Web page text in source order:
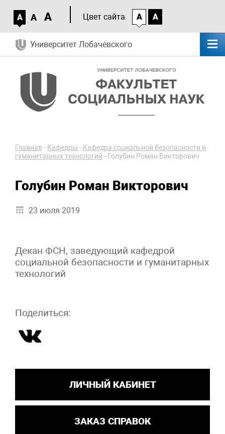
A A A Цвет сайта A A
Университет Лобачевского
Главная - Кафедры - Кафедра социальной безопасности и
гуманитарных технологий - Голубин Роман Викторович
Голубин Роман Викторович
23 июля 2019
Декан ФСН, заведующий кафедрой
социальной безопасности и гуманитарных
технологий
Поделиться:
ЛИЧНЫЙ КАБИНЕТ
ЗАКАЗ СПРАВОК